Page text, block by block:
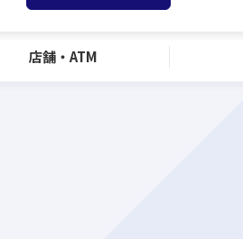
店舗・ATM